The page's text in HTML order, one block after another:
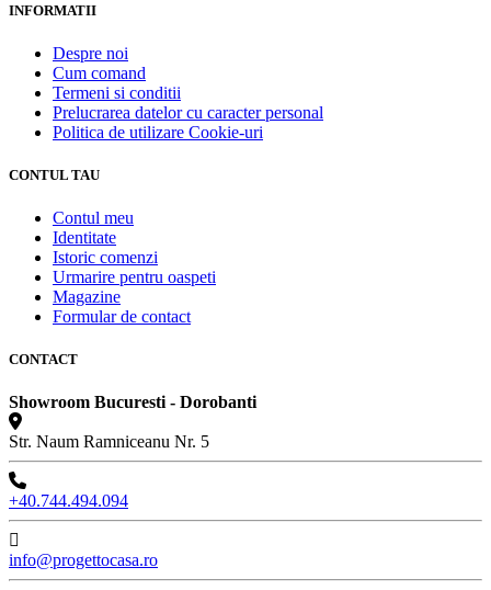
INFORMATII
Despre noi
Cum comand
Termeni si conditii
Prelucrarea datelor cu caracter personal
Politica de utilizare Cookie-uri
CONTUL TAU
Contul meu
Identitate
Istoric comenzi
Urmarire pentru oaspeti
Magazine
Formular de contact
CONTACT
Showroom Bucuresti - Dorobanti
Str. Naum Ramniceanu Nr. 5
+40.744.494.094
info@progettocasa.ro